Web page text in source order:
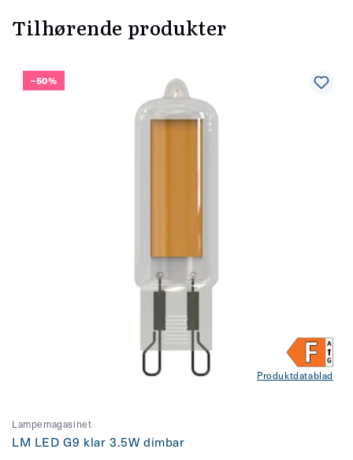
Tilhørende produkter
–50%
Produktdatablad
Lampemagasinet
LM LED G9 klar 3.5W dimbar